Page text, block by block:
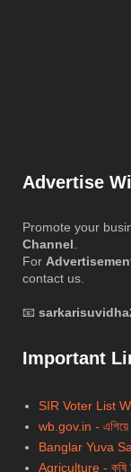
Advertise
Promote your
Channel
For
contact us.
📧
Important
SIR Voter List
wb.gov.in - এগিয়ে
Banglar Yuva
Agriculture - কৃষি